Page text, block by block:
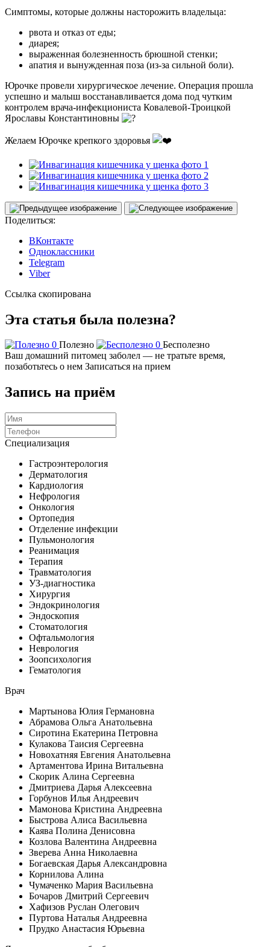
Симптомы, которые должны насторожить владельца:
рвота и отказ от еды;
диарея;
выраженная болезненность брюшной стенки;
апатия и вынужденная поза (из-за сильной боли).
Юрочке провели хирургическое лечение. Операция прошла
успешно и малыш восстанавливается дома под чутким
контролем врача-инфекциониста Ковалевой-Троицкой
Ярославы Константиновны
Желаем Юрочке крепкого здоровья
Поделиться:
ВКонтакте
Одноклассники
Telegram
Viber
Ссылка скопирована
Эта статья была полезна?
0 Полезно 0 Бесполезно
Ваш домашний питомец заболел — не тратьте время,
позаботьтесь о нем Записаться на прием
Запись на приём
Специализация
Гастроэнтерология
Дерматология
Кардиология
Нефрология
Онкология
Ортопедия
Отделение инфекции
Пульмонология
Реанимация
Терапия
Травматология
УЗ-диагностика
Хирургия
Эндокринология
Эндоскопия
Стоматология
Офтальмология
Неврология
Зоопсихология
Гематология
Врач
Мартынова Юлия Германовна
Абрамова Ольга Анатольевна
Сиротина Екатерина Петровна
Кулакова Таисия Сергеевна
Новохатняя Евгения Анатольевна
Артаментова Ирина Витальевна
Скорик Алина Сергеевна
Дмитриева Дарья Алексеевна
Горбунов Илья Андреевич
Мамонова Кристина Андреевна
Быстрова Алиса Васильевна
Каява Полина Денисовна
Козлова Валентина Андреевна
Зверева Анна Николаевна
Богаевская Дарья Александровна
Корнилова Алина
Чумаченко Мария Васильевна
Бочаров Дмитрий Сергеевич
Хафизов Руслан Олегович
Пуртова Наталья Андреевна
Прудко Анастасия Юрьевна